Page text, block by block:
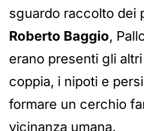
sguardo raccolto dei
Roberto Baggio,
erano presenti gli
coppia, i nipoti e
formare un cerchio
vicinanza umana.